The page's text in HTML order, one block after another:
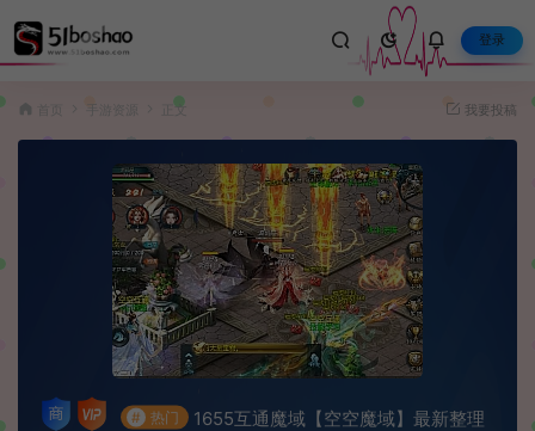
登录
手游资源 正文 我要投稿
# 热门
1655互通魔域【空空魔域】最新整理